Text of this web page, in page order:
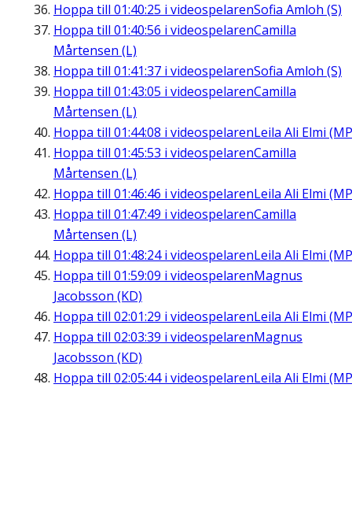
Hoppa till 01:40:25 i videospelarenSofia Amloh (S)
Hoppa till 01:40:56 i videospelarenCamilla
Mårtensen (L)
Hoppa till 01:41:37 i videospelarenSofia Amloh (S)
Hoppa till 01:43:05 i videospelarenCamilla
Mårtensen (L)
Hoppa till 01:44:08 i videospelarenLeila Ali Elmi
Hoppa till 01:45:53 i videospelarenCamilla
Mårtensen (L)
Hoppa till 01:46:46 i videospelarenLeila Ali Elmi
Hoppa till 01:47:49 i videospelarenCamilla
Mårtensen (L)
Hoppa till 01:48:24i videospelarenLeila Ali Elmi
Hoppa till 01:59:09 i videospelarenMagnus
Jacobsson (KD)
Hoppa till 02:01:29 i videospelarenLeila Ali Elmi
Hoppa till 02:03:39 i videospelarenMagnus
Jacobsson (KD)
Hoppa till 02:05:44i videospelarenLeila Ali Elmi